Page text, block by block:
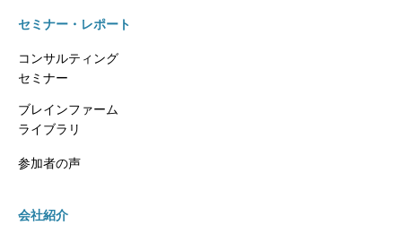
セミナー・レポート
コンサルティング
セミナー
ブレインファーム
ライブラリ
参加者の声
会社紹介